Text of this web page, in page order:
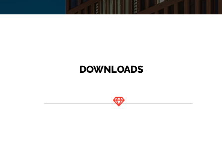
DOWNLOADS